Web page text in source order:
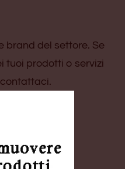
brand del settore. Se
tuoi prodotti o servizi